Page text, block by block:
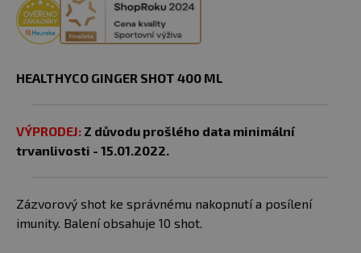
HEALTHYCO GINGER SHOT 400 ML
VÝPRODEJ: Z důvodu prošlého data minimální
trvanlivosti - 15.01.2022.
Zázvorový shot ke správnému nakopnutí a posílení
imunity. Balení obsahuje 10 shot.